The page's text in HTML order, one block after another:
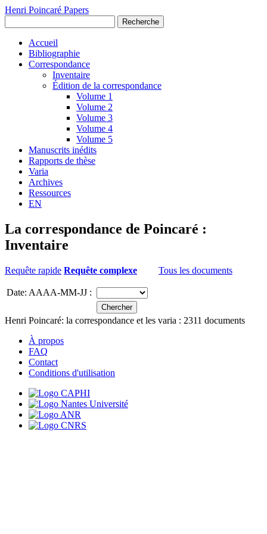
Henri Poincaré Papers
Recherche
Accueil
Bibliographie
Correspondance
Inventaire
Édition de la correspondance
Volume 1
Volume 2
Volume 3
Volume 4
Volume 5
Manuscrits inédits
Rapports de thèse
Varia
Archives
Ressources
EN
La correspondance de Poincaré :
Inventaire
Requête rapide Requête complexe Tous les documents
Date: AAAA-MM-JJ :
Henri Poincaré: la correspondance et les varia : 2311 documents
À propos
FAQ
Contact
Conditions d'utilisation